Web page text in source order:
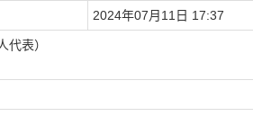
2024年07月11日 17:37
表）